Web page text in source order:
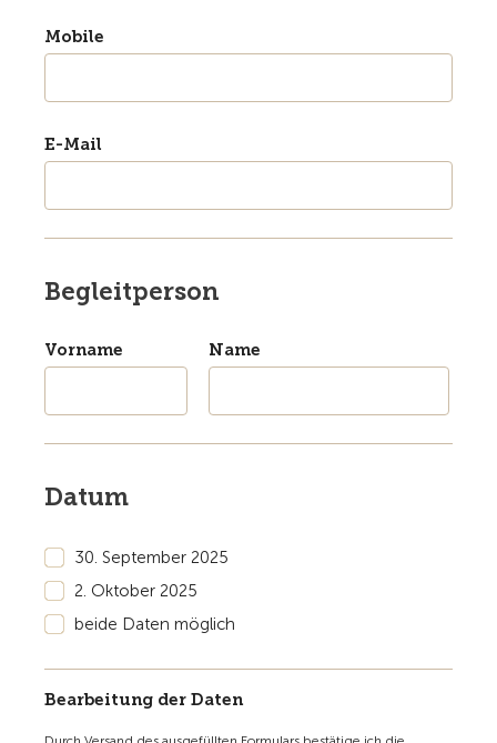
Mobile
E-Mail
Begleitperson
Vorname Name
Datum
30. September 2025
2. Oktober 2025
beide Daten möglich
Bearbeitung der Daten